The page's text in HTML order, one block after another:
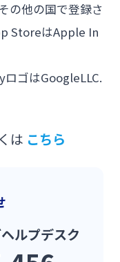
の他の国で登録さ
StoreはApple In
ゴはGoogleLLC.
は こちら
ルプデスク